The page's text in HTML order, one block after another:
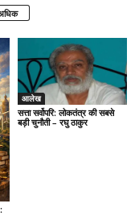
आलेख
सत्ता सर्वोपरि: लोकतंत्र की सबसे
बड़ी चुनौती – रघु ठाकुर